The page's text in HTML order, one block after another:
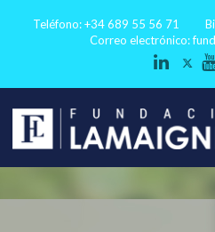
Teléfono: +34 689 55 56 71
Correo electrónico: